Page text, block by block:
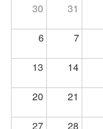
30 31
6 7
13 14
20 21
27 28